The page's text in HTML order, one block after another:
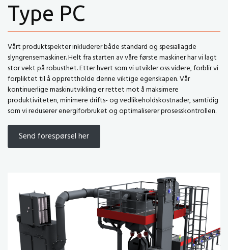
Type PC
Vårt produktspekter inkluderer både standard og spesiallagde
slyngrensemaskiner. Helt fra starten av våre første maskiner har vi lagt
stor vekt på robusthet. Etter hvert som vi utvikler oss videre, forblir vi
forpliktet til å opprettholde denne viktige egenskapen. Vår
kontinuerlige maskinutvikling er rettet mot å maksimere
produktiviteten, minimere drifts- og vedlikeholdskostnader, samtidig
som vi reduserer energiforbruket og optimaliserer prosesskontrollen.
Send forespørsel her